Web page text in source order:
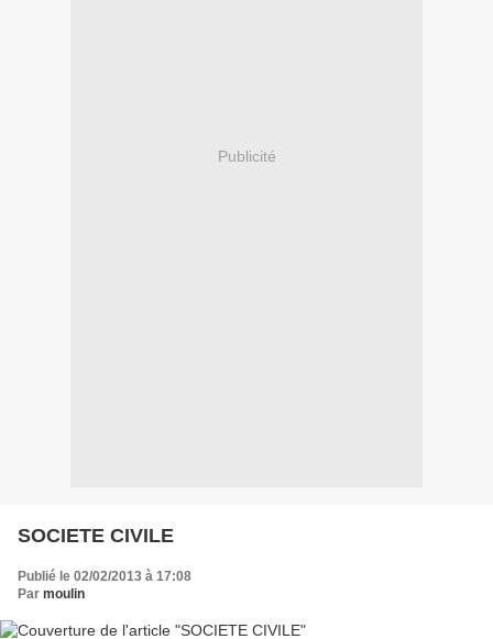
Publicité
SOCIETE CIVILE
Publié le 02/02/2013 à 17:08
Par moulin